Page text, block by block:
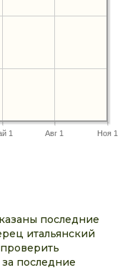
1 Авг 1 Ноя 1
последние
итальянский
последние